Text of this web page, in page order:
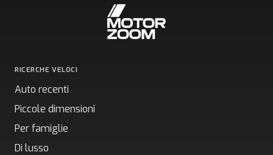
RICERCHE VELOCI
Auto recenti
Piccole dimensioni
Per famiglie
Di lusso